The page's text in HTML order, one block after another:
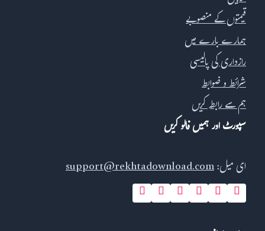
قیمتوں کے منصوبے
ہمارے بارے میں
رازداری کی پالیسی
شرائط و ضوابط
ہم سے رابطہ کریں
سپورٹ اور ہمیں فالو کریں
ای میل:support@rekhtadownload.com